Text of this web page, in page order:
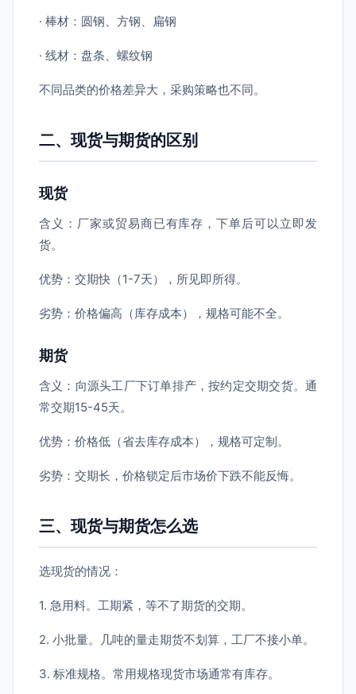
· 棒材：圆钢、方钢、扁钢
· 线材：盘条、螺纹钢
不同品类的价格差异大，采购策略也不同。
二、现货与期货的区别
现货
含义：厂家或贸易商已有库存，下单后可以立即发
货。
优势：交期快（1-7天），所见即所得。
劣势：价格偏高（库存成本），规格可能不全。
期货
含义：向源头工厂下订单排产，按约定交期交货。通
常交期15-45天。
优势：价格低（省去库存成本），规格可定制。
劣势：交期长，价格锁定后市场价下跌不能反悔。
三、现货与期货怎么选
选现货的情况：
1. 急用料。工期紧，等不了期货的交期。
2. 小批量。几吨的量走期货不划算，工厂不接小单。
3. 标准规格。常用规格现货市场通常有库存。